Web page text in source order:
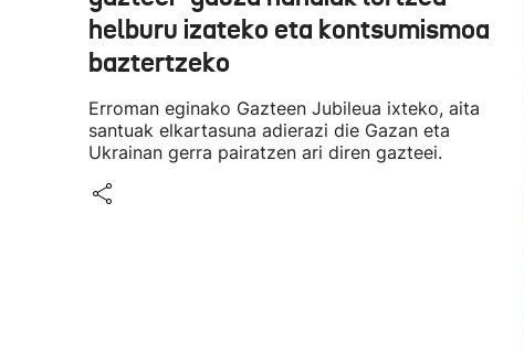
helburu izateko eta kontsumismoa
baztertzeko
Erroman eginako Gazteen Jubileua ixteko, aita
santuak elkartasuna adierazi die Gazan eta
Ukrainan gerra pairatzen ari diren gazteei.